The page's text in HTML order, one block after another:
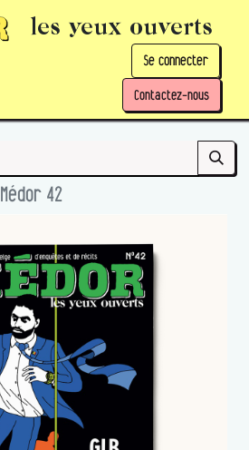
les yeux ouverts
Se connecter
Contactez-nous
Médor 42